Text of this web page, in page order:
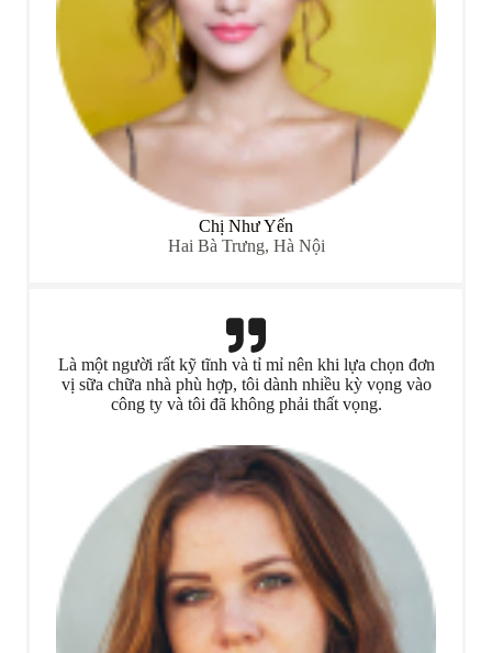
Chị Như Yến
Hai Bà Trưng, Hà Nội
Là một người rất kỹ tĩnh và tỉ mỉ nên khi lựa chọn đơn
vị sữa chữa nhà phù hợp, tôi dành nhiều kỳ vọng vào
công ty và tôi đã không phải thất vọng.